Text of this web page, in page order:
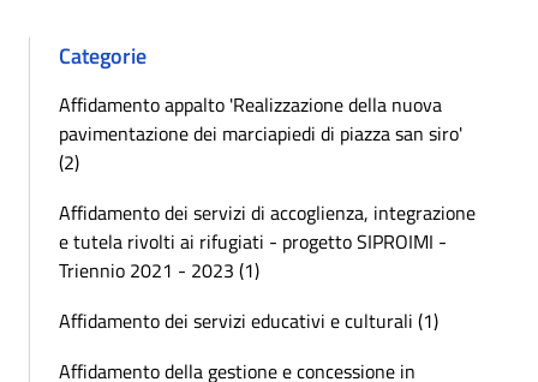
Categorie
Affidamento appalto 'Realizzazione della nuova
pavimentazione dei marciapiedi di piazza san siro'
(2)
Affidamento dei servizi di accoglienza, integrazione
e tutela rivolti ai rifugiati - progetto SIPROIMI -
Triennio 2021 - 2023 (1)
Affidamento dei servizi educativi e culturali (1)
Affidamento della gestione e concessione in